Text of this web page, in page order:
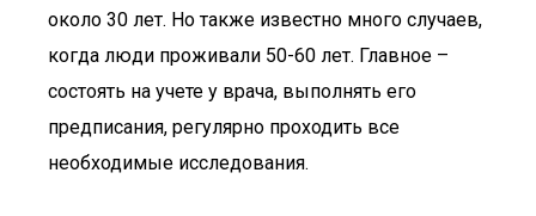
около 30 лет. Но также известно много случаев,
когда люди проживали 50-60 лет. Главное –
состоять на учете у врача, выполнять его
предписания, регулярно проходить все
необходимые исследования.